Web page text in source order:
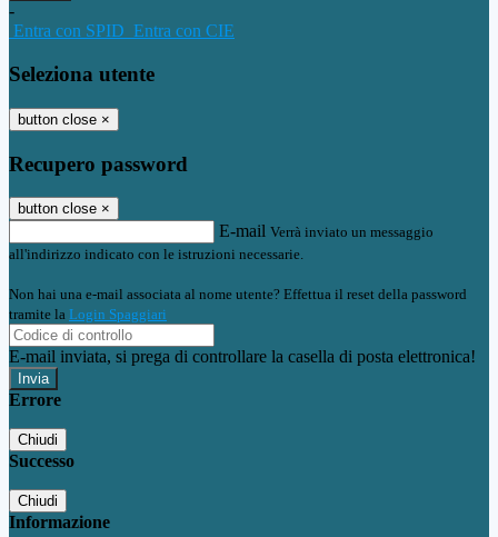
-
Entra con SPID Entra con CIE
Seleziona utente
button close ×
Recupero password
button close ×
E-mail Verrà inviato un messaggio
all'indirizzo indicato con le istruzioni necessarie.
Non hai una e-mail associata al nome utente? Effettua il reset della password
tramite la Login Spaggiari
E-mail inviata, si prega di controllare la casella di posta elettronica!
Errore
Chiudi
Successo
Chiudi
Informazione